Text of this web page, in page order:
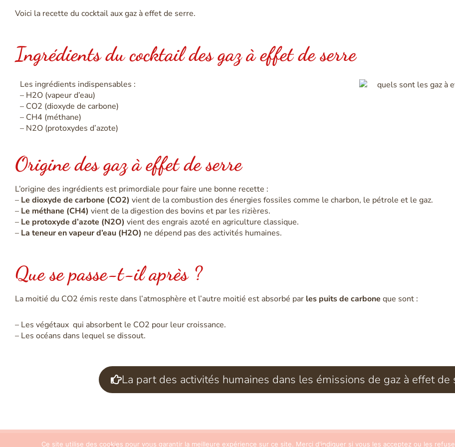
Voici la recette du cocktail aux gaz à effet de serre.
Ingrédients du cocktail des gaz à effet de serre
Les ingrédients indispensables :
– H2O (vapeur d’eau)
– CO2 (dioxyde de carbone)
– CH4 (méthane)
– N2O (protoxydes d’azote)
Origine des gaz à effet de serre
L’origine des ingrédients est primordiale pour faire une bonne recette :
– Le dioxyde de carbone (CO2) vient de la combustion des énergies fossiles comme le charbon, le pétrole et le gaz.
– Le méthane (CH4) vient de la digestion des bovins et par les rizières.
– Le protoxyde d’azote (N2O) vient des engrais azoté en agriculture classique.
– La teneur en vapeur d’eau (H2O) ne dépend pas des activités humaines.
Que se passe-t-il après ?
La moitié du CO2 émis reste dans l’atmosphère et l’autre moitié est absorbé par les puits de carbone que sont :
– Les végétaux qui absorbent le CO2 pour leur croissance.
– Les océans dans lequel se dissout.
La part des activités humaines dans les émissions de gaz à effet de
Ce site utilise des cookies pour vous garantir la meilleure expérience sur ce site. Merci d'indiquer si vous les acceptez ou les